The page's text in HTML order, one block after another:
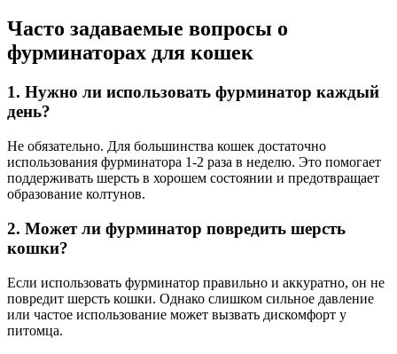
Часто задаваемые вопросы о
фурминаторах для кошек
1. Нужно ли использовать фурминатор каждый
день?
Не обязательно. Для большинства кошек достаточно
использования фурминатора 1-2 раза в неделю. Это помогает
поддерживать шерсть в хорошем состоянии и предотвращает
образование колтунов.
2. Может ли фурминатор повредить шерсть
кошки?
Если использовать фурминатор правильно и аккуратно, он не
повредит шерсть кошки. Однако слишком сильное давление
или частое использование может вызвать дискомфорт у
питомца.